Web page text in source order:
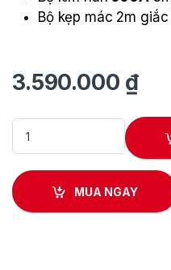
Bộ kẹp mác 2m giắc
3.590.000 ₫
Máy hàn que ZX7-250E
MUA NGAY